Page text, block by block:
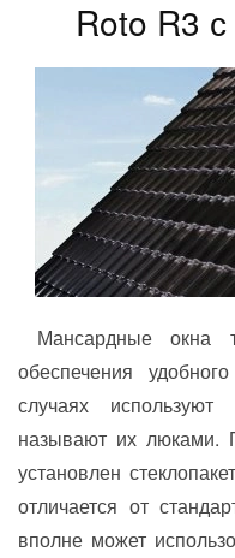
Roto R3
Мансардные
обеспечения
случаях
называют их люками.
установлен
отличается от
вполне может